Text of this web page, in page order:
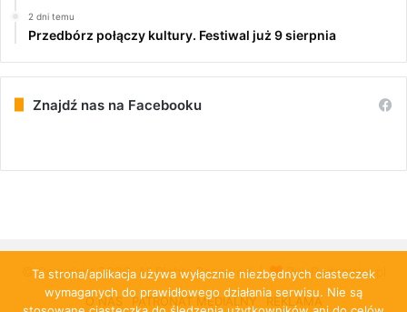
2 dni temu
Przedbórz połączy kultury. Festiwal już 9 sierpnia
Znajdź nas na Facebooku
© Copyright 2026, All Rights Reserved | PulsRadomska.pl
O NAS PATRONAT MEDIALNY REKLAMA
Ta strona/aplikacja używa wyłącznie niezbędnych ciasteczek
wymaganych do prawidłowego działania serwisu. Nie są